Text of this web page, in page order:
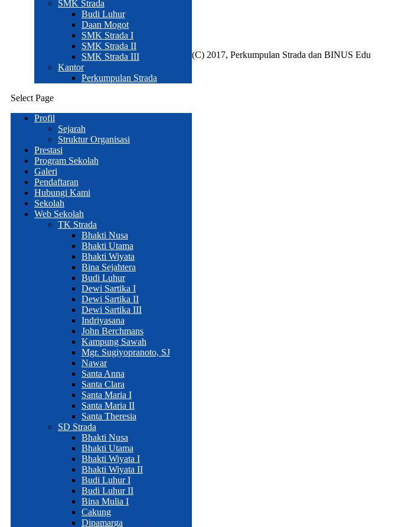
SMK Strada
Budi Luhur
Daan Mogot
SMK Strada I
SMK Strada II
SMK Strada III
Kantor
Perkumpulan Strada
Select Page
Profil
Sejarah
Struktur Organisasi
Prestasi
Program Sekolah
Galeri
Pendaftaran
Hubungi Kami
Sekolah
Web Sekolah
TK Strada
Bhakti Nusa
Bhakti Utama
Bhakti Wiyata
Bina Sejahtera
Budi Luhur
Dewi Sartika I
Dewi Sartika II
Dewi Sartika III
Indriyasana
John Berchmans
Kampung Sawah
Mgr. Sugiyopranoto, SJ
Nawar
Santa Anna
Santa Clara
Santa Maria I
Santa Maria II
Santa Theresia
SD Strada
Bhakti Nusa
Bhakti Utama
Bhakti Wiyata I
Bhakti Wiyata II
Budi Luhur I
Budi Luhur II
Bina Mulia I
Cakung
Dipamarga
(C) 2017, Perkumpulan Strada dan BINUS Edu